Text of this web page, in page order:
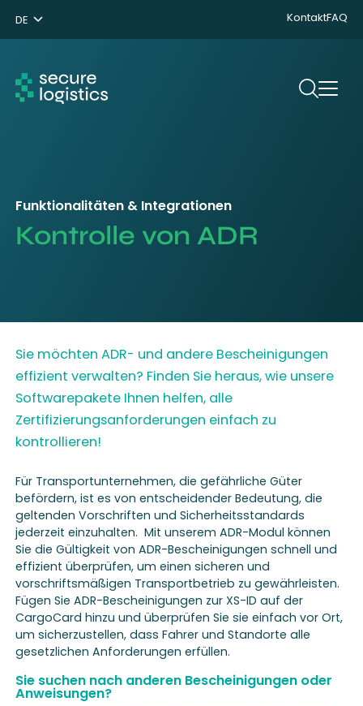
DE
NL
ENG
KontaktFAQ
Funktionalitäten & Integrationen
Kontrolle von ADR
Sie möchten ADR- und andere Bescheinigungen
effizient verwalten? Finden Sie heraus, wie unsere
Softwarepakete Ihnen helfen, alle
Zertifizierungsanforderungen einfach zu
kontrollieren!
Für Transportunternehmen, die gefährliche Güter
befördern, ist es von entscheidender Bedeutung, die
geltenden Vorschriften und Sicherheitsstandards
jederzeit einzuhalten. Mit unserem ADR-Modul können
Sie die Gültigkeit von ADR-Bescheinigungen schnell und
effizient überprüfen, um einen sicheren und
vorschriftsmäßigen Transportbetrieb zu gewährleisten.
Fügen Sie ADR-Bescheinigungen zur XS-ID auf der
CargoCard hinzu und überprüfen Sie sie einfach vor Ort,
um sicherzustellen, dass Fahrer und Standorte alle
gesetzlichen Anforderungen erfüllen.
Sie suchen nach anderen Bescheinigungen oder
Anweisungen?